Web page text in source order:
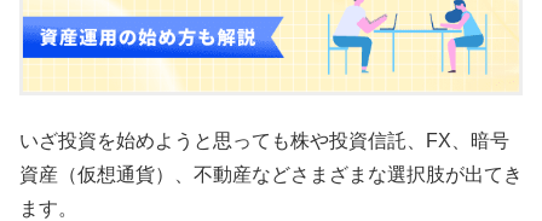
いざ投資を始めようと思っても株や投資信託、FX、暗号
資産（仮想通貨）、不動産などさまざまな選択肢が出てき
ます。